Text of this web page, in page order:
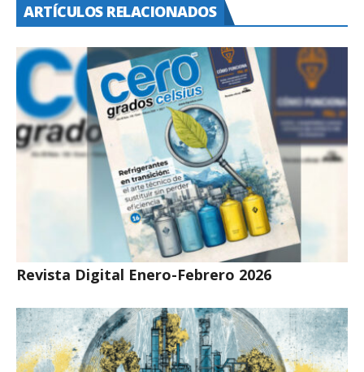
ARTÍCULOS RELACIONADOS
Revista Digital Enero-Febrero 2026